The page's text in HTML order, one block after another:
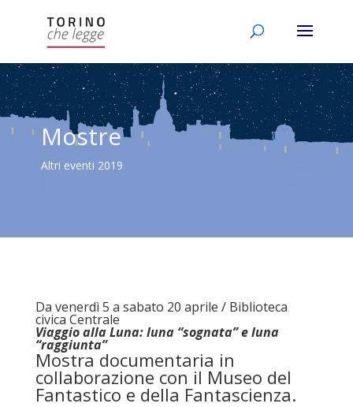
Mostre
Altri eventi 2019
Da venerdì 5 a sabato 20 aprile / Biblioteca
civica Centrale
Viaggio alla Luna: luna “sognata” e luna
“raggiunta”
Mostra documentaria in
collaborazione con il Museo del
Fantastico e della Fantascienza.